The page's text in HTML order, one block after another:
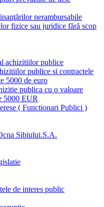
nerambursabile
fizice sau juridice fără scop
achizitiilor publice
publice si contractele
5000 de euro
publica cu o valoare
5000 EUR
( Functionari Publici )
Sibiului.S.A.
de interes public